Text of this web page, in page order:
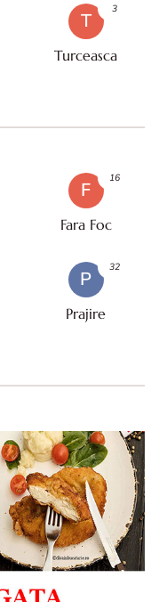
T
Turceasca
3
F
Fara Foc
16
P
Prajire
32